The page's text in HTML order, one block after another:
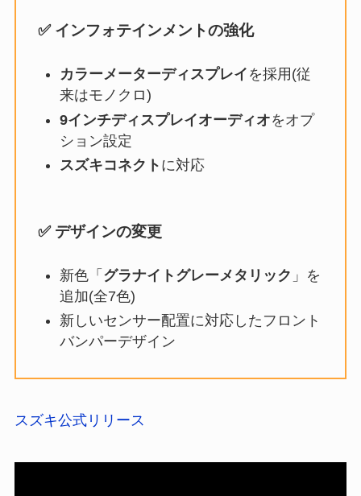
✅ インフォテインメントの強化
カラーメーターディスプレイ を採用(従
来はモノクロ)
9インチディスプレイオーディオをオプ
ション設定
スズキコネクト に対応
✅ デザインの変更
新色「 グラナイトグレーメタリック 」を
追加(全7色)
新しいセンサー配置に対応したフロント
バンパーデザイン
スズキ公式リリース